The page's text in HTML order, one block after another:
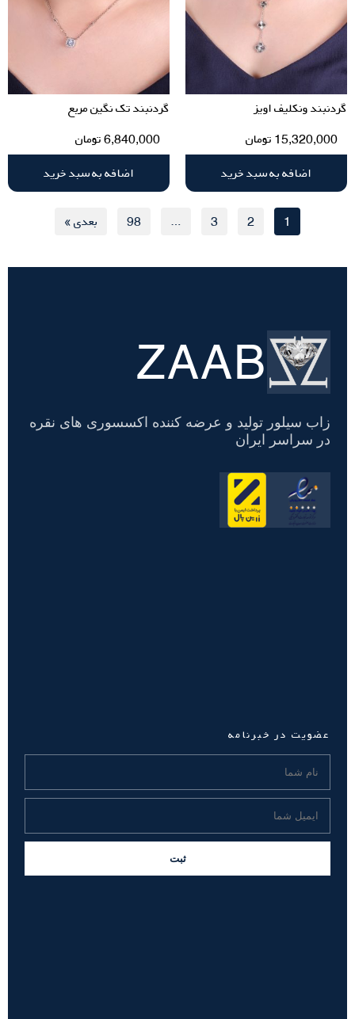
گردنبند ونکلیف اویز
15,320,000 تومان
اضافه به سبد خرید
گردنبند تک نگین مربع
6,840,000تومان
اضافه به سبد خرید
1
2
3
…
98 بعدی »
تسویه
حساب
ZAAB
زاب سیلور تولید و عرضه کننده اکسسوری های نقره
در سراسر ایران
عضویت در خبرنامه
ثبت